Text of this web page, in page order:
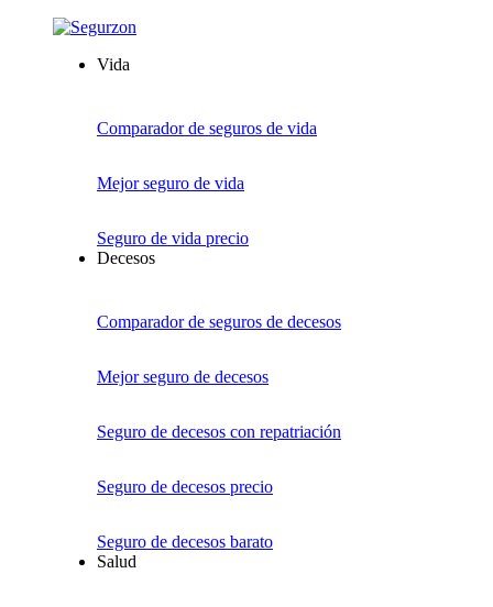
Vida
Comparador de seguros de vida
Mejor seguro de vida
Seguro de vida precio
Decesos
Comparador de seguros de decesos
Mejor seguro de decesos
Seguro de decesos con repatriación
Seguro de decesos precio
Seguro de decesos barato
Salud